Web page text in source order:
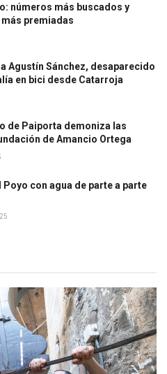
números más buscados y
premiadas
Agustín Sánchez, desaparecido
en bici desde Catarroja
de Paiporta demoniza las
de Amancio Ortega
Poyo con agua de parte a parte